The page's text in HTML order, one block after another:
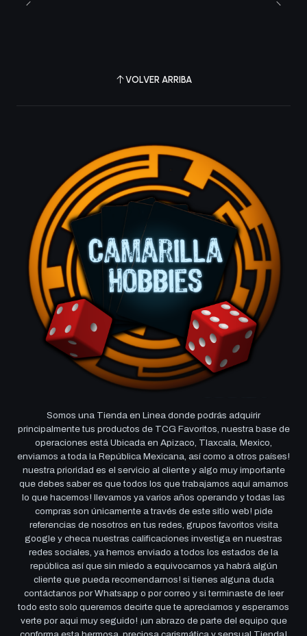
VOLVER ARRIBA
Somos una Tienda en Linea donde podrás adquirir
principalmente tus productos de TCG Favoritos, nuestra base de
operaciones está Ubicada en Apizaco, Tlaxcala, Mexico,
enviamos a toda la República Mexicana, así como a otros países!
nuestra prioridad es el servicio al cliente y algo muy importante
que debes saber es que todos los que trabajamos aquí amamos
lo que hacemos! llevamos ya varios años operando y todas las
compras son únicamente a través de este sitio web! pide
referencias de nosotros en tus redes, grupos favoritos visita
google y checa nuestras calificaciones investiga en nuestras
redes sociales, ya hemos enviado a todos los estados de la
república así que sin miedo a equivocarnos ya habrá algún
cliente que pueda recomendarnos! si tienes alguna duda
contáctanos por Whatsapp o por correo y si terminaste de leer
todo esto solo queremos decirte que te apreciamos y esperamos
verte por aqui muy seguido! ¡un abrazo de parte del equipo que